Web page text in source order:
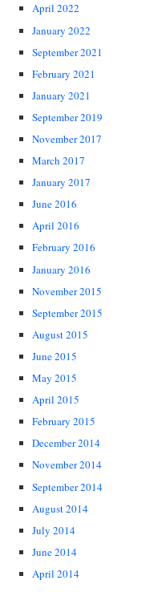
April 2022
January 2022
September 2021
February 2021
January 2021
September 2019
November 2017
March 2017
January 2017
June 2016
April 2016
February 2016
January 2016
November 2015
September 2015
August 2015
June 2015
May 2015
April 2015
February 2015
December 2014
November 2014
September 2014
August 2014
July 2014
June 2014
April 2014